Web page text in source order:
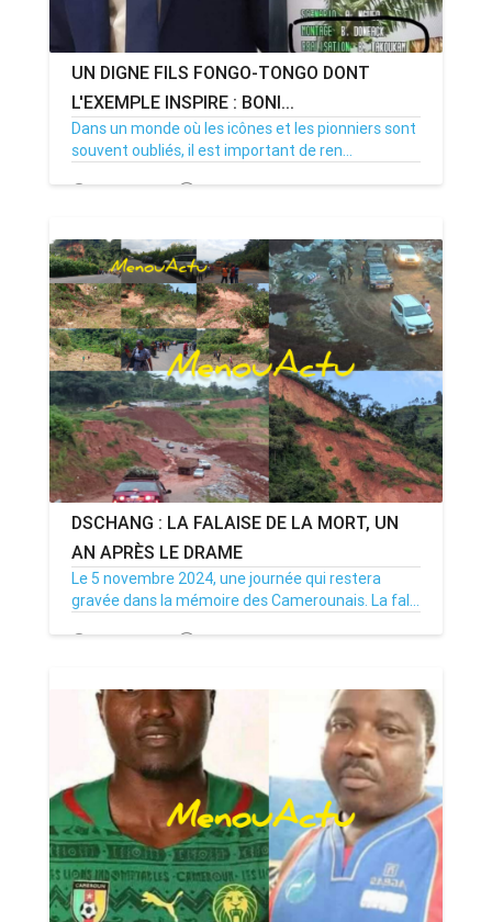
UN DIGNE FILS FONGO-TONGO DONT
L'EXEMPLE INSPIRE : BONI...
Dans un monde où les icônes et les pionniers sont
souvent oubliés, il est important de ren...
26/11/25 Par MenouActu 0
DSCHANG : LA FALAISE DE LA MORT, UN
AN APRÈS LE DRAME
Le 5 novembre 2024, une journée qui restera
gravée dans la mémoire des Camerounais. La fal...
05/11/25 Par MenouActu 0